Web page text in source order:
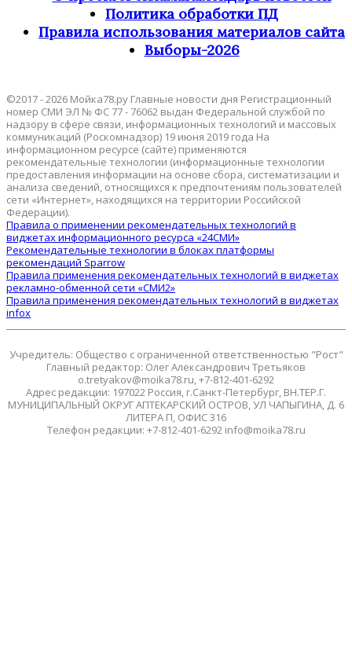
Политика обработки ПД
Правила использования материалов сайта
Выборы-2026
©2017 - 2026 Мойка78.ру Главные новости дня Регистрационный
номер СМИ ЭЛ № ФС 77 - 76062 выдан Федеральной службой по
надзору в сфере связи, информационных технологий и массовых
коммуникаций (Роскомнадзор) 19 июня 2019 года На
информационном ресурсе (сайте) применяются
рекомендательные технологии (информационные технологии
предоставления информации на основе сбора, систематизации и
анализа сведений, относящихся к предпочтениям пользователей
сети «Интернет», находящихся на территории Российской
Федерации).
Правила о применении рекомендательных технологий в
виджетах информационного ресурса «24СМИ»
Рекомендательные технологии в блоках платформы
рекомендаций Sparrow
Правила применения рекомендательных технологий в виджетах
рекламно-обменной сети «СМИ2»
Правила применения рекомендательных технологий в виджетах
infox
Учредитель: Общество с ограниченной ответственностью "Рост"
Главный редактор: Олег Александрович Третьяков
o.tretyakov@moika78.ru, +7-812-401-6292
Адрес редакции: 197022 Россия, г.Санкт-Петербург, ВН.ТЕР.Г.
МУНИЦИПАЛЬНЫЙ ОКРУГ АПТЕКАРСКИЙ ОСТРОВ, УЛ ЧАПЫГИНА, Д. 6
ЛИТЕРА П, ОФИС 316
Телефон редакции: +7-812-401-6292 info@moika78.ru